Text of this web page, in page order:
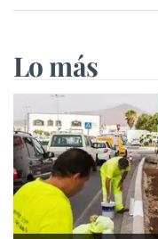
Lo más